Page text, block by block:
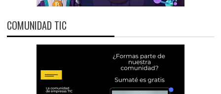
COMUNIDAD TIC